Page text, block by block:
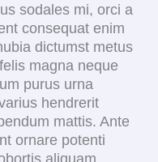
sodales mi, orci a
consequat enim
dictumst metus
magna neque
purus urna
hendrerit
mattis. Ante
ornare potenti
aliquam,